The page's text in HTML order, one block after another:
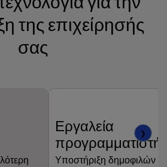
της επιχείρησής
σας
Εργαλεία
προγραμματιστή
Υποστήριξη δημοφιλών
❯